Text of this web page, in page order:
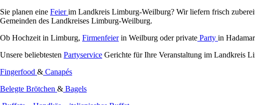
Sie planen eine Feierim Landkreis Limburg-Weilburg? Wir liefern frisch
Gemeinden des Landkreises Limburg-Weilburg.
Ob Hochzeit in Limburg, Firmenfeierin Weilburg oder private Party in
Unsere beliebtesten Partyservice Gerichte für Ihre Veranstaltung im Landkreis
Fingerfood & Canapés
Belegte Brötchen & Bagels